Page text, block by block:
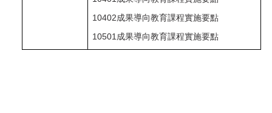
10402成果導向教育課程實施要點
10501成果導向教育課程實施要點